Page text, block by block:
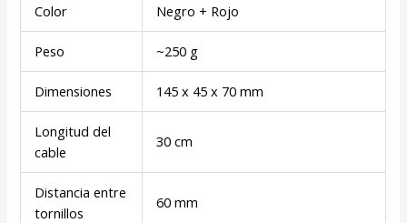
Color Negro + Rojo
Peso ~250 g
Dimensiones 145 x 45 x 70 mm
Longitud del
cable
30 cm
Distancia entre
tornillos
60 mm